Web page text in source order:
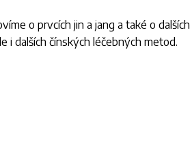
o prvcích jin a jang a také o dalších
i dalších čínských léčebných metod.